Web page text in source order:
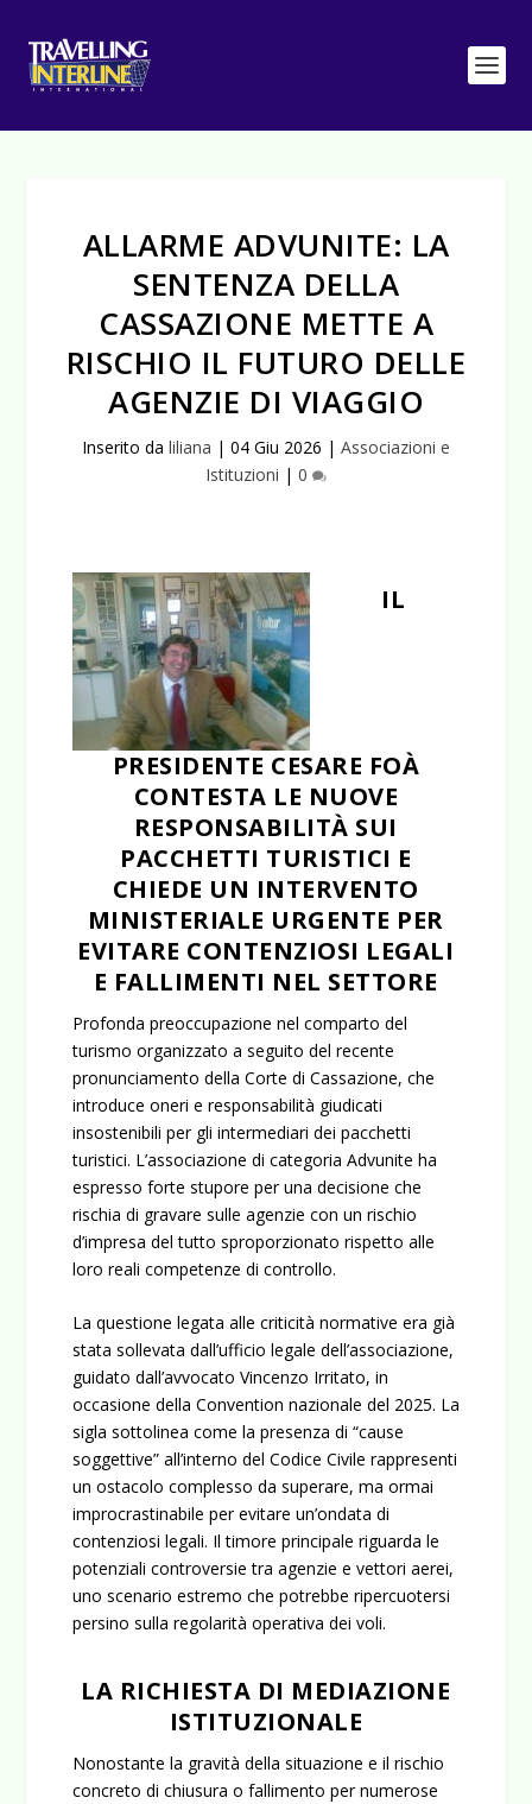
ALLARME ADVUNITE: LA
SENTENZA DELLA
CASSAZIONE METTE A
RISCHIO IL FUTURO DELLE
AGENZIE DI VIAGGIO
Inserito da liliana | 04 Giu 2026 | Associazioni e
Istituzioni | 0
IL
PRESIDENTE CESARE FOÀ
CONTESTA LE NUOVE
RESPONSABILITÀ SUI
PACCHETTI TURISTICI E
CHIEDE UN INTERVENTO
MINISTERIALE URGENTE PER
EVITARE CONTENZIOSI LEGALI
E FALLIMENTI NEL SETTORE
Profonda preoccupazione nel comparto del
turismo organizzato a seguito del recente
pronunciamento della Corte di Cassazione, che
introduce oneri e responsabilità giudicati
insostenibili per gli intermediari dei pacchetti
turistici. L’associazione di categoria Advunite ha
espresso forte stupore per una decisione che
rischia di gravare sulle agenzie con un rischio
d’impresa del tutto sproporzionato rispetto alle
loro reali competenze di controllo.
La questione legata alle criticità normative era già
stata sollevata dall’ufficio legale dell’associazione,
guidato dall’avvocato Vincenzo Irritato, in
occasione della Convention nazionale del 2025. La
sigla sottolinea come la presenza di “cause
soggettive” all’interno del Codice Civile rappresenti
un ostacolo complesso da superare, ma ormai
improcrastinabile per evitare un’ondata di
contenziosi legali. Il timore principale riguarda le
potenziali controversie tra agenzie e vettori aerei,
uno scenario estremo che potrebbe ripercuotersi
persino sulla regolarità operativa dei voli.
LA RICHIESTA DI MEDIAZIONE
ISTITUZIONALE
Nonostante la gravità della situazione e il rischio
concreto di chiusura o fallimento per numerose